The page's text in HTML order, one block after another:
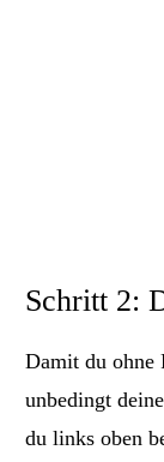
Schritt 2:
Damit du ohne
unbedingt
du links oben